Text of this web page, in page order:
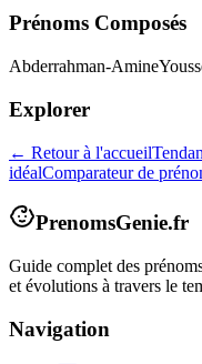
Prénoms Composés
Abderrahman-Amine
Explorer
← Retour à l'accueil
idéalComparateur de
PrenomsGenie.fr
Guide complet des
et évolutions à travers le
Navigation